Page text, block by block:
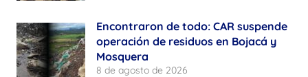
Encontraron de todo: CAR suspende
operación de residuos en Bojacá y
Mosquera
8 de agosto de 2026